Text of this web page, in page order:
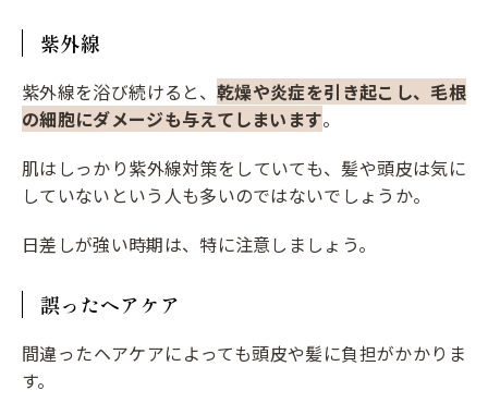
紫外線
紫外線を浴び続けると、 乾燥や炎症を引き起こし、毛根
の細胞にダメージも与えてしまいます。
肌はしっかり紫外線対策をしていても、髪や頭皮は気に
していないという人も多いのではないでしょうか。
日差しが強い時期は、特に注意しましょう。
誤ったヘアケア
間違ったヘアケアによっても頭皮や髪に負担がかかりま
す。